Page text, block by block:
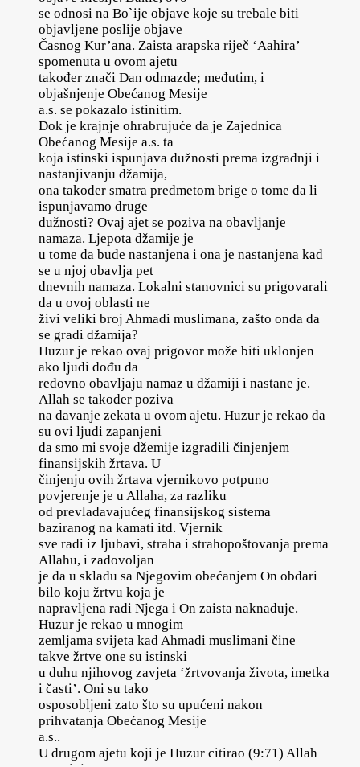
se odnosi na Bo`ije objave koje su trebale biti
objavljene poslije objave
Časnog Kur’ana. Zaista arapska riječ ‘Aahira’
spomenuta u ovom ajetu
također znači Dan odmazde; međutim, i
objašnjenje Obećanog Mesije
a.s. se pokazalo istinitim.
Dok je krajnje ohrabrujuće da je Zajednica
Obećanog Mesije a.s. ta
koja istinski ispunjava dužnosti prema izgradnji i
nastanjivanju džamija,
ona također smatra predmetom brige o tome da li
ispunjavamo druge
dužnosti? Ovaj ajet se poziva na obavljanje
namaza. Ljepota džamije je
u tome da bude nastanjena i ona je nastanjena kad
se u njoj obavlja pet
dnevnih namaza. Lokalni stanovnici su prigovarali
da u ovoj oblasti ne
živi veliki broj Ahmadi muslimana, zašto onda da
se gradi džamija?
Huzur je rekao ovaj prigovor može biti uklonjen
ako ljudi dođu da
redovno obavljaju namaz u džamiji i nastane je.
Allah se također poziva
na davanje zekata u ovom ajetu. Huzur je rekao da
su ovi ljudi zapanjeni
da smo mi svoje džemije izgradili činjenjem
finansijskih žrtava. U
činjenju ovih žrtava vjernikovo potpuno
povjerenje je u Allaha, za razliku
od prevladavajućeg finansijskog sistema
baziranog na kamati itd. Vjernik
sve radi iz ljubavi, straha i strahopoštovanja prema
Allahu, i zadovoljan
je da u skladu sa Njegovim obećanjem On obdari
bilo koju žrtvu koja je
napravljena radi Njega i On zaista naknađuje.
Huzur je rekao u mnogim
zemljama svijeta kad Ahmadi muslimani čine
takve žrtve one su istinski
u duhu njihovog zavjeta ‘žrtvovanja života, imetka
i časti’. Oni su tako
osposobljeni zato što su upućeni nakon
prihvatanja Obećanog Mesije
a.s..
U drugom ajetu koji je Huzur citirao (9:71) Allah